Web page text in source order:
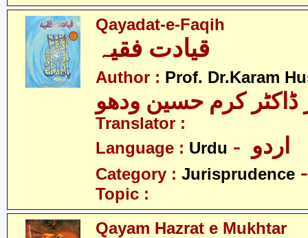
Qayadat-e-Faqih
قیادت فقیہ
Author : Prof. Dr.Karam
ڈاکٹر کرم حسین ودھو
Translator :
Language : Urdu
Category : Jurisprudence
Topic :
Qayam Hazrat e Mukhtar